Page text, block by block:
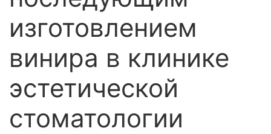
изготовлением
винира в клинике
эстетической
стоматологии